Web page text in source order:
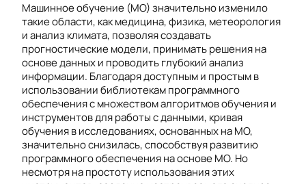
Машинное обучение (МО) значительно изменило
такие области, как медицина, физика, метеорология
и анализ климата, позволяя создавать
прогностические модели, принимать решения на
основе данных и проводить глубокий анализ
информации. Благодаря доступным и простым в
использовании библиотекам программного
обеспечения с множеством алгоритмов обучения и
инструментов для работы с данными, кривая
обучения в исследованиях, основанных на МО,
значительно снизилась, способствуя развитию
программного обеспечения на основе МО. Но
несмотря на простоту использования этих